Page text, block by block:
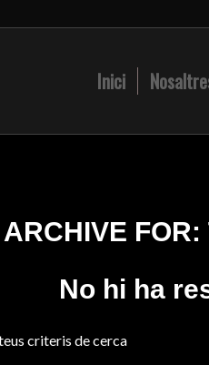
Inici
FOR:
No hi ha
criteris de cerca